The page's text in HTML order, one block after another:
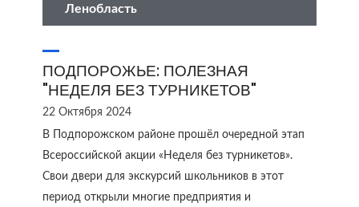
Ленобласть
ПОДПОРОЖЬЕ: ПОЛЕЗНАЯ
"НЕДЕЛЯ БЕЗ ТУРНИКЕТОВ"
22 Октября 2024
В Подпорожском районе прошёл очередной этап
Всероссийской акции «Неделя без турникетов».
Свои двери для экскурсий школьников в этот
период открыли многие предприятия и